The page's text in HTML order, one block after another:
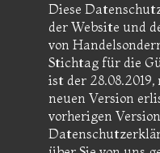
Diese
der Website und
von
Stichtag für die
ist der
neuen Version
vorherigen